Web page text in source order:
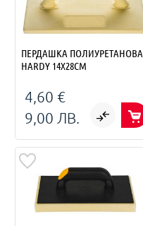
ПЕРДАШКА ПОЛИУРЕТАНОВА
HARDY 14X28СМ
4,60 €
9,00 ЛВ.